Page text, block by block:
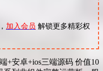
加入会员 解锁更多精彩权
+安卓+ios三端源码 价值10